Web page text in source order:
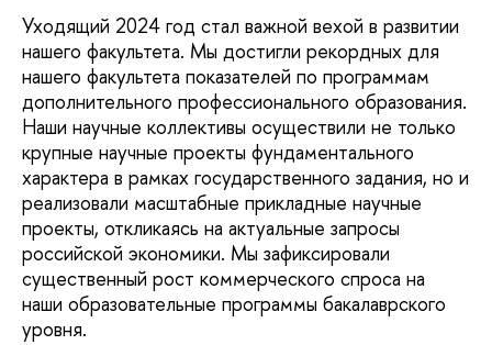
Уходящий 2024 год стал важной вехой в развитии
нашего факультета. Мы достигли рекордных для
нашего факультета показателей по программам
дополнительного профессионального образования.
Наши научные коллективы осуществили не только
крупные научные проекты фундаментального
характера в рамках государственного задания, но и
реализовали масштабные прикладные научные
проекты, откликаясь на актуальные запросы
российской экономики. Мы зафиксировали
существенный рост коммерческого спроса на
наши образовательные программы бакалаврского
уровня.